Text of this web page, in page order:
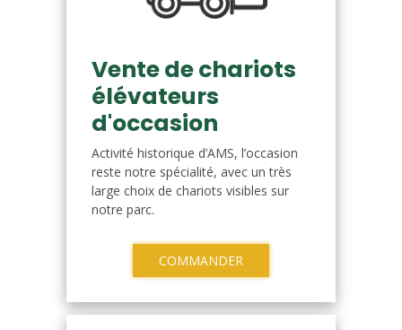
Vente de chariots
élévateurs
d'occasion
Activité historique d’AMS, l’occasion
reste notre spécialité, avec un très
large choix de chariots visibles sur
notre parc.
COMMANDER